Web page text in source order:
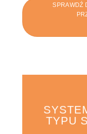
SPRAWDŹ
TYPU